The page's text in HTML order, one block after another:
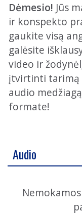
Dėmesio! Jūs
ir konspekto
gaukite visą
galėsite
video ir
įtvirtinti tarimą
audio
formate!
Audio